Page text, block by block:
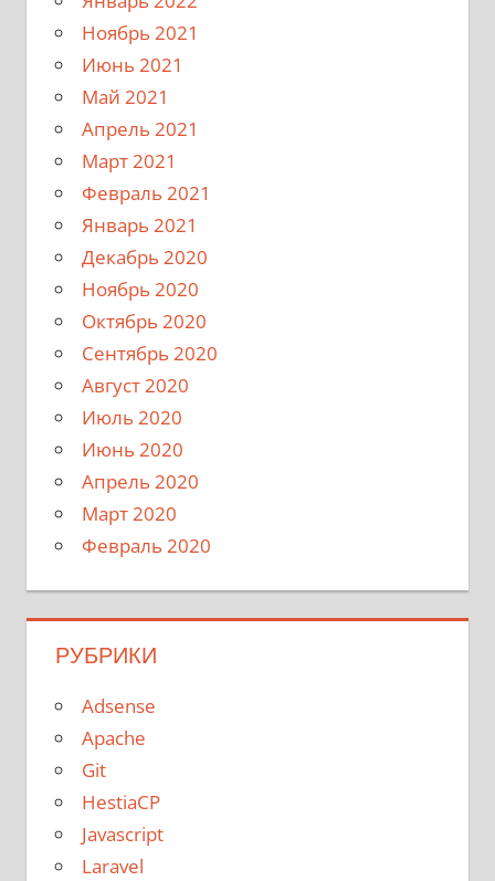
Ноябрь 2021
Июнь 2021
Май 2021
Апрель 2021
Март 2021
Февраль 2021
Январь 2021
Декабрь 2020
Ноябрь 2020
Октябрь 2020
Сентябрь 2020
Август 2020
Июль 2020
Июнь 2020
Апрель 2020
Март 2020
Февраль 2020
РУБРИКИ
Adsense
Apache
Git
HestiaCP
Javascript
Laravel